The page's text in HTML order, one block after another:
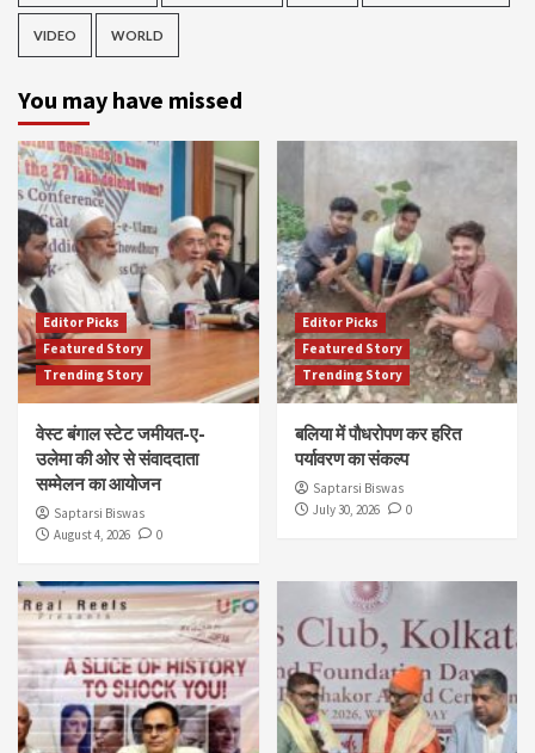
VIDEO WORLD
You may have missed
Editor Picks
Featured Story
Trending Story
वेस्ट बंगाल स्टेट जमीयत-ए-
उलेमा की ओर से संवाददाता
सम्मेलन का आयोजन
Saptarsi Biswas
August 4, 2026
0
Editor Picks
Featured Story
Trending Story
बलिया में पौधरोपण कर हरित
पर्यावरण का संकल्प
Saptarsi Biswas
July 30, 2026
0